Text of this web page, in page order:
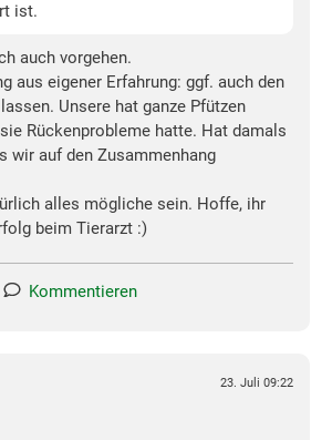
ist.
auch vorgehen.
aus eigener Erfahrung: ggf. auch den
Unsere hat ganze Pfützen
Rückenprobleme hatte. Hat damals
wir auf den Zusammenhang
alles mögliche sein. Hoffe, ihr
beim Tierarzt :)
Kommentieren
23. Juli 09:22